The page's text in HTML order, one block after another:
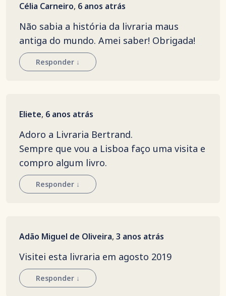
Célia Carneiro, 6 anos atrás
Não sabia a história da livraria maus
antiga do mundo. Amei saber! Obrigada!
Responder ↓
Eliete, 6 anos atrás
Adoro a Livraria Bertrand.
Sempre que vou a Lisboa faço uma visita e
compro algum livro.
Responder ↓
Adão Miguel de Oliveira, 3 anos atrás
Visitei esta livraria em agosto 2019
Responder ↓